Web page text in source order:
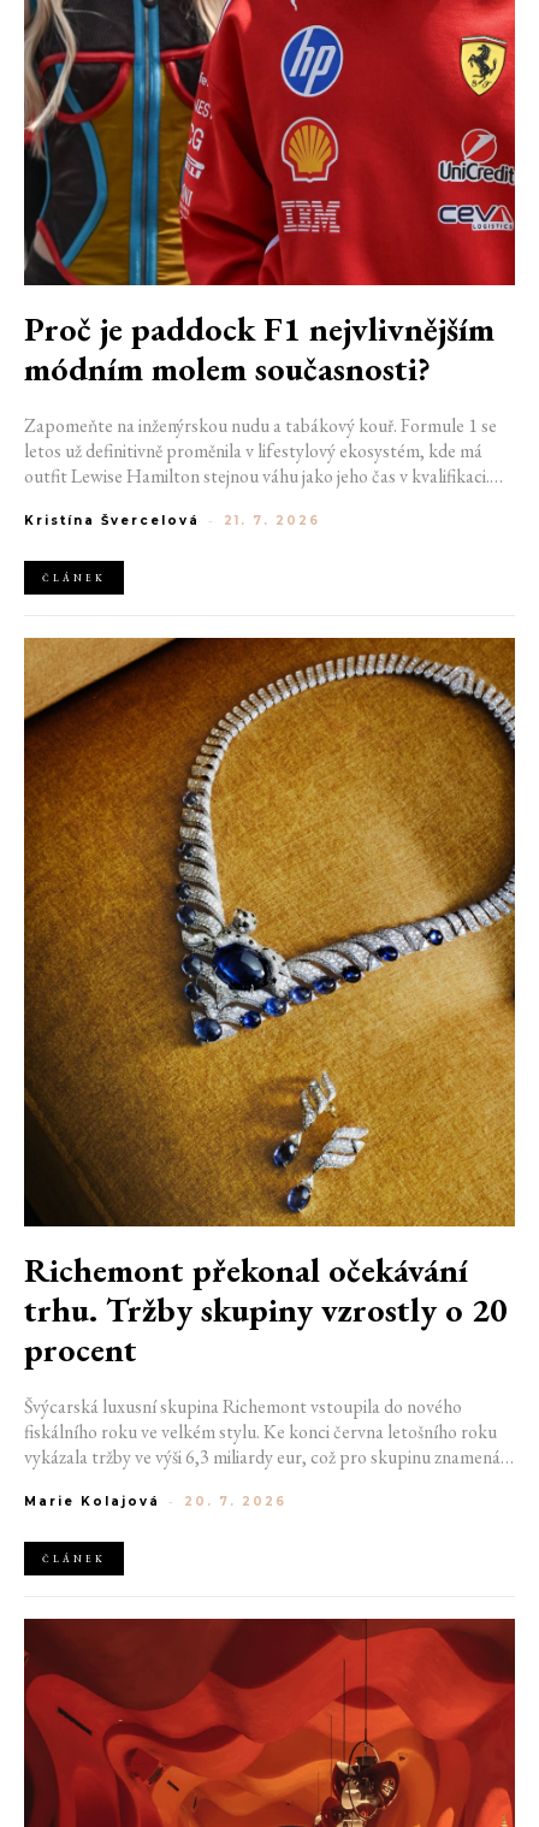
Proč je paddock F1 nejvlivnějším
módním molem současnosti?
Zapomeňte na inženýrskou nudu a tabákový kouř. Formule 1 se
letos už definitivně proměnila v lifestylový ekosystém, kde má
outfit Lewise Hamilton stejnou váhu jako jeho čas v kvalifikaci.
nové generace influencerů a fenoménu manželek a partnerek
ale příslušnost k nejrychlejší fashion komunitě světa. Jak se z
"Racing Core" stala uniforma ulice a proč nás drama v paddocku
Kristína Švercelová - 21. 7. 2026
ČLÁNEK
Richemont překonal očekávání
trhu. Tržby skupiny vzrostly o 20
procent
Švýcarská luxusní skupina Richemont vstoupila do nového
fiskálního roku ve velkém stylu. Ke konci června letošního roku
vykázala tržby ve výši 6,3 miliardy eur, což pro skupinu znamená
luxusním zůstává i přes přetrvávající ekonomickou nejistotu
Marie Kolajová - 20. 7. 2026
ČLÁNEK